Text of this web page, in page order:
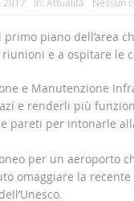
piano dell’area
e a ospitare le
e Manutenzione
e renderli più
pareti per intonarle
per un aeroporto
omaggiare la